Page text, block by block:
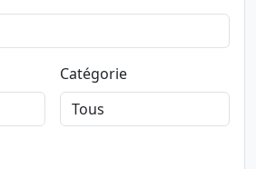
Catégorie